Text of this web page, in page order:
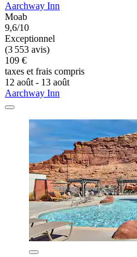
Aarchway Inn
Moab
9,6/10
Exceptionnel
(3 553 avis)
109 €
taxes et frais compris
12 août - 13 août
Aarchway Inn